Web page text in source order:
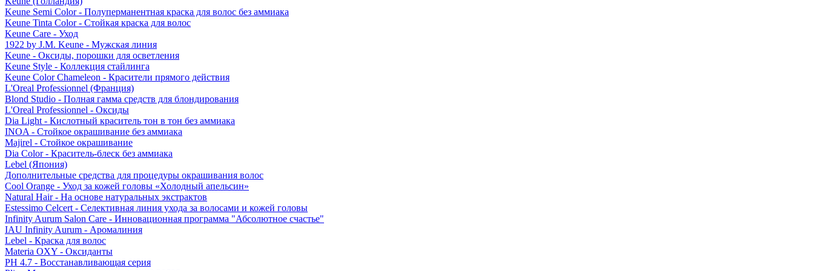
Keune Semi Color - Полуперманентная краска для волос без аммиака
Keune Tinta Color - Стойкая краска для волос
Keune Care - Уход
1922 by J.M. Keune - Мужская линия
Keune - Оксиды, порошки для осветления
Keune Style - Коллекция стайлинга
Keune Color Chameleon - Красители прямого действия
L'Oreal Professionnel (Франция)
Blond Studio - Полная гамма средств для блондирования
L'Oreal Professionnel - Оксиды
Dia Light - Кислотный краситель тон в тон без аммиака
INOA - Стойкое окрашивание без аммиака
Majirel - Стойкое окрашивание
Dia Color - Краситель-блеск без аммиака
Lebel (Япония)
Дополнительные средства для процедуры окрашивания волос
Cool Orange - Уход за кожей головы «Холодный апельсин»
Natural Hair - На основе натуральных экстрактов
Estessimo Celcert - Селективная линия ухода за волосами и кожей головы
Infinity Aurum Salon Care - Инновационная программа "Абсолютное счастье"
IAU Infinity Aurum - Аромалиния
Lebel - Краска для волос
Materia OXY - Оксиданты
PH 4.7 - Восстанавливающая серия